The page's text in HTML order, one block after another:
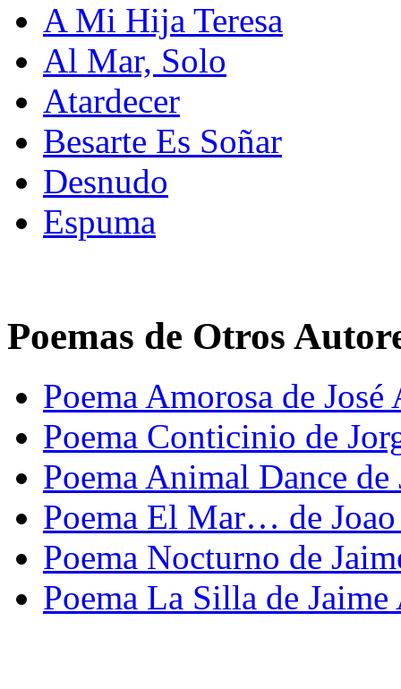
A Mi Hija Teresa
Al Mar, Solo
Atardecer
Besarte Es Soñar
Desnudo
Espuma
Poemas de Otros
Poema Amorosa de
Poema Conticinio de
Poema Animal Dance
Poema El Mar… de
Poema Nocturno de
Poema La Silla de